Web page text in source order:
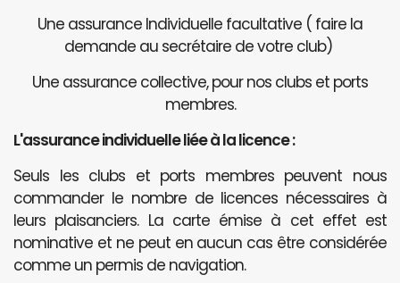
Une assurance Individuelle facultative ( faire la
demande au secrétaire de votre club)
Une assurance collective, pour nos clubs et ports
membres.
L'assurance individuelle liée à la licence :
Seuls les clubs et ports membres peuvent nous
commander le nombre de licences nécessaires à
leurs plaisanciers. La carte émise à cet effet est
nominative et ne peut en aucun cas être considérée
comme un permis de navigation.